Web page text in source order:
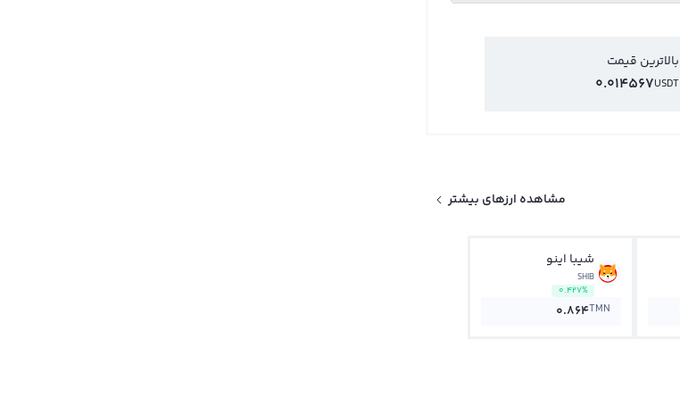
بالاترین قیمت
USDT
0.014567
مشاهده ارزهای بیشتر
شیبا اینو
SHIB
0.427%
0.864TMN